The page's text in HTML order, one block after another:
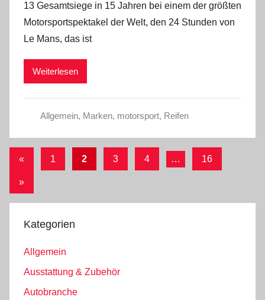
13 Gesamtsiege in 15 Jahren bei einem der größten
Motorsportspektakel der Welt, den 24 Stunden von
Le Mans, das ist
Weiterlesen
Allgemein, Marken, motorsport, Reifen
Seitennummerierung
der
Beiträge
« Vorherige
1 2 3 4 … 16
Nächste
»
Kategorien
Allgemein
Ausstattung & Zubehör
Autobranche